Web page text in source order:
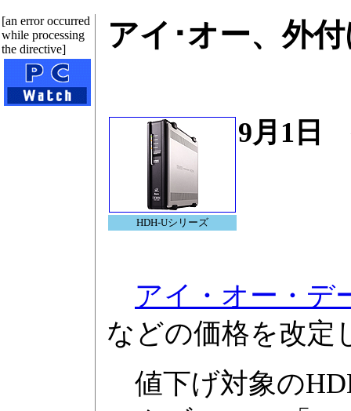
[an error occurred
while processing
the directive]
アイ･オー、外
HDH-Uシリーズ
9月1日
アイ・オー・デ
などの価格を改定
値下げ対象の